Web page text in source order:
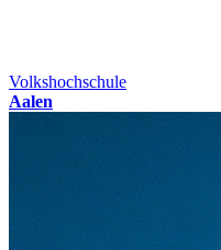
Volkshochschule
Aalen